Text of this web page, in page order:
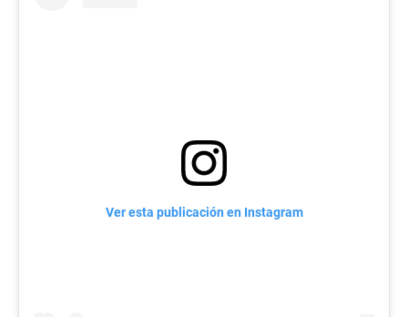
Ver esta publicación en Instagram